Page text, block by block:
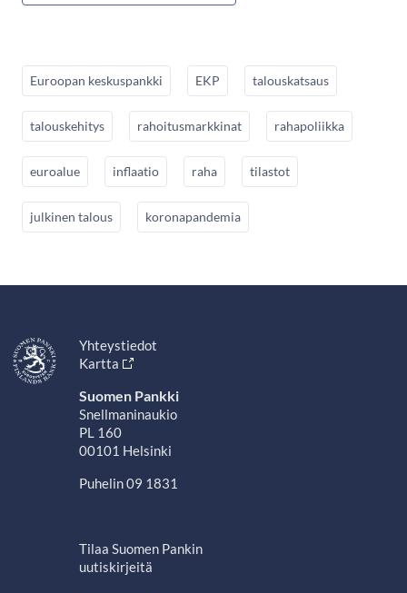
Euroopan keskuspankki EKP talouskatsaus
talouskehitys rahoitusmarkkinat rahapoliikka
euroalue inflaatio raha tilastot
julkinen talous koronapandemia
Yhteystiedot
Kartta
Suomen Pankki
Snellmaninaukio
PL 160
00101 Helsinki
Puhelin 09 1831
Tilaa Suomen Pankin
uutiskirjeitä